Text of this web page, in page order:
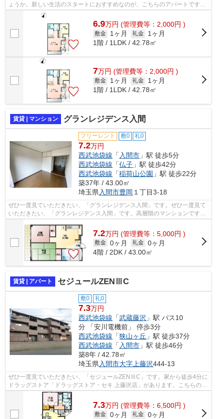
ょうか。新しい生活のスタートにおすすめなのが、こちらのアパートです。
入間市にお引っ越しが決まったら、住...
6.9万円 (管理費等：2,000円 )
敷金 1ヶ月 礼金
1ヶ月
1階 / 1LDK / 42.78㎡
7万円 (管理費等：2,000円 )
敷金 1ヶ月 礼金
1ヶ月
1階 / 1LDK / 42.78㎡
賃貸 | マンション グランレジデンス入間
フリーレント 敷0 礼0
7.2万円
西武池袋線 「 入間市 」駅 徒歩5分
西武池袋線 「仏子 」駅 徒歩42分
西武池袋線 「稲荷山公園 」駅 徒歩22分
築37年 / 43.00㎡
埼玉県入間市豊岡 １丁目3-18
ぜひ一度見ていただきたい、「グランレジデンス入間」です。ぜひ一度見て
いただきたい、「グランレジデンス入間」です。高層階のマンションです。
7.2万円 (管理費等：5,000円 )
敷金 0ヶ月 礼金 0ヶ月
4階 / 2DK / 43.00㎡
賃貸 | アパート セジュールZENⅢC
敷0 礼0
7.3万円
西武池袋線 「武蔵藤沢 」駅 バス10
分 「安川電機前」 停歩3分
西武池袋線 「狭山ヶ丘 」駅 徒歩37分
西武池袋線 「 入間市 」駅 徒歩46分
築8年 / 42.78㎡
埼玉県 入間市大字上藤沢444-13
ぜひ一度見ていただきたい、「セジュールZENⅢC」です。家から徒歩4分に
ドラッグストア「ドラッグストア・セキ 上藤沢店」があります。こちらの物
件はアパートです。ネットの回線工事が...
7.3万円 (管理費等：6,500円 )
敷金 0ヶ月 礼金 0ヶ月